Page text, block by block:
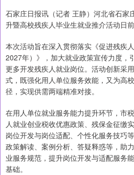
石家庄日报讯（记者 王静）河北省石家
升暨高校残疾人毕业生就业推介活动日前
本次活动旨在深入贯彻落实《促进残疾
2027年）》，加大就业政策宣传力度，
更多开发残疾人就业岗位。活动创新采
式，既强化用人单位服务效能，又为高
径，实现供需两端精准对接。
在用人单位就业服务能力提升环节，市
人就业创业税收优惠政策、残保金征缴
岗位开发与岗位适配、个性化服务技巧
政策解读、案例分析、答疑释惑等，助
业服务规范，提升岗位开发与适配服务
基础。